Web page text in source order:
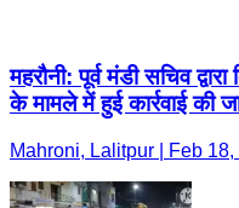
महरौनी: पूर्व मंडी सचिव
के मामले में हुई कार्रवाई की
Mahroni, Lalitpur | Feb 18,